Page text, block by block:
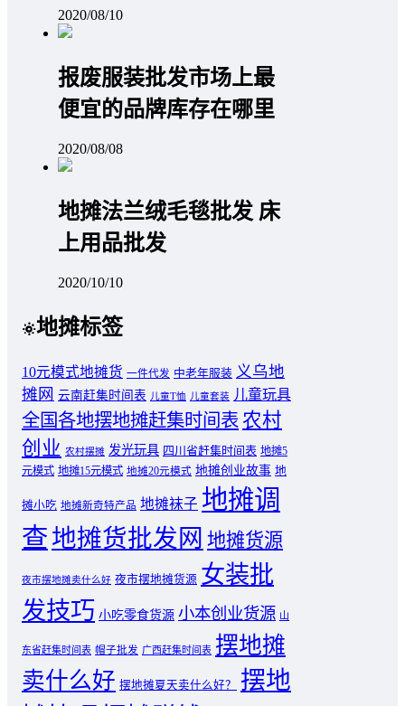
2020/08/10
报废服装批发市场上最
便宜的品牌库存在哪里
2020/08/08
地摊法兰绒毛毯批发 床
上用品批发
2020/10/10
地摊标签
10元模式地摊货 一件代发 中老年服装 义乌地
摊网 云南赶集时间表 儿童T恤 儿童套装 儿童玩具
全国各地摆地摊赶集时间表 农村
创业 农村摆摊 发光玩具 四川省赶集时间表 地摊5
元模式 地摊15元模式 地摊20元模式 地摊创业故事 地
摊小吃 地摊新奇特产品 地摊袜子 地摊调
查地摊货批发网 地摊货源
夜市摆地摊卖什么好 夜市摆地摊货源 女装批
发技巧 小吃零食货源 小本创业货源 山
东省赶集时间表 帽子批发 广西赶集时间表 摆地摊
卖什么好 摆地摊夏天卖什么好？
摆地